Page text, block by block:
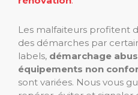
Les malfaiteurs profitent
des démarches par
labels, démarchage
équipements non
sont variées. Nous vous